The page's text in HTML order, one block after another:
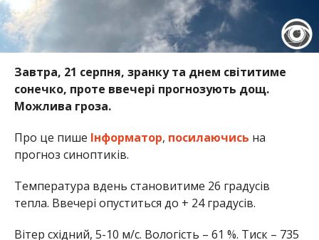
Завтра, 21 серпня, зранку та днем світитиме
сонечко, проте ввечері прогнозують дощ.
Можлива гроза.
Про це пише Інформатор, посилаючись на
прогноз синоптиків.
Температура вдень становитиме 26 градусів
тепла. Ввечері опуститься до + 24 градусів.
Вітер східний, 5-10 м/с. Вологість – 61 %. Тиск – 735